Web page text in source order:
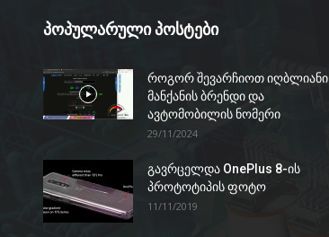
პოპულარული პოსტები
როგორ შევარჩიოთ იღბლიანი
მანქანის ბრენდი და
ავტომობილის ნომერი
29/11/2024
გავრცელდა OnePlus 8-ის
პროტოტიპის ფოტო
11/11/2019